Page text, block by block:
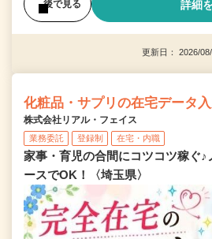
後で見る 詳細
更新日： 2026/
化粧品・サプリの在宅データ
株式会社リアル・フェイス
業務委託 登録制 在宅・内職
家事・育児の合間にコツコツ稼ぐ
ースでOK！〈埼玉県〉